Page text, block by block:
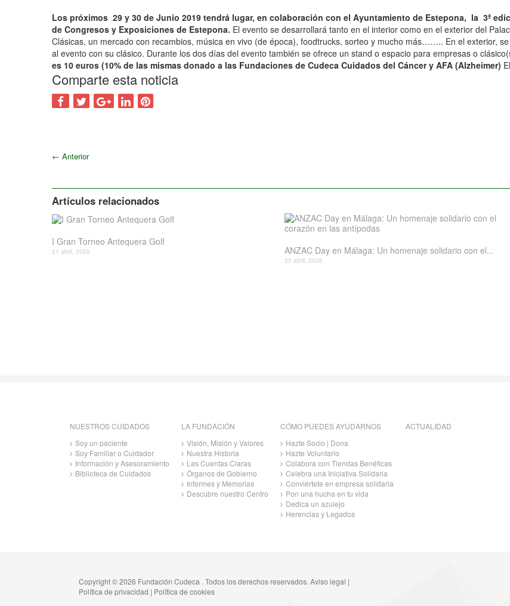
Los próximos 29 y 30 de Junio 2019 tendrá lugar, en colaboración con el Ayuntamiento de Estepona, la 3ª
de Congresos y Exposiciones de Estepona. El evento se desarrollará tanto en el interior como en el exterior del
Clásicas, un mercado con recambios, música en vivo (de época), foodtrucks, sorteo y mucho más…….. En el exterior,
al evento con su clásico. Durante los dos días del evento también se ofrece un stand o espacio para empresas o
es 10 euros (10% de las mismas donado a las Fundaciones de Cudeca Cuidados del Cáncer y AFA (Alzheimer)
Comparte esta noticia
← Anterior
Artículos relacionados
I Gran Torneo Antequera Golf
21 abril, 2026 ANZAC Day en Málaga: Un homenaje solidario con el...
20 abril, 2026
NUESTROS CUIDADOS
Soy un paciente
Soy Familiar o Cuidador
Información y Asesoramiento
Biblioteca de Cuidados
LA FUNDACIÓN
Visión, Misión y Valores
Nuestra Historia
Las Cuentas Claras
Órganos de Gobierno
Informes y Memorias
Descubre nuestro Centro
CÓMO PUEDES AYUDARNOS
Hazte Socio | Dona
Hazte Voluntario
Colabora con Tiendas Benéficas
Celebra una Iniciativa Solidaria
Conviértete en empresa solidaria
Pon una hucha en tu vida
Dedica un azulejo
Herencias y Legados
ACTUALIDAD
Copyright © 2026 Fundación Cudeca . Todos los derechos reservados. Aviso legal |
Política de privacidad | Política de cookies